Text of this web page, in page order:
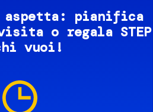
aspetta: pianifica
o regala STEP
vuoi!